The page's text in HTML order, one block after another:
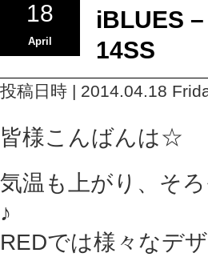
18
April
iBLUES
14SS
投稿日時 | 2014.04.18
皆様こんばんは☆
気温も上がり、そ
♪
REDでは様々なデ